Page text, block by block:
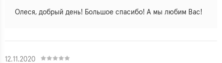
Олеся, добрый день! Большое спасибо! А мы любим Вас!
12.11.2020